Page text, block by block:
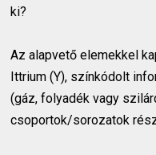
ki?
Az alapvető elemekkel
Ittrium (Y), színkódolt
(gáz, folyadék vagy
csoportok/sorozatok